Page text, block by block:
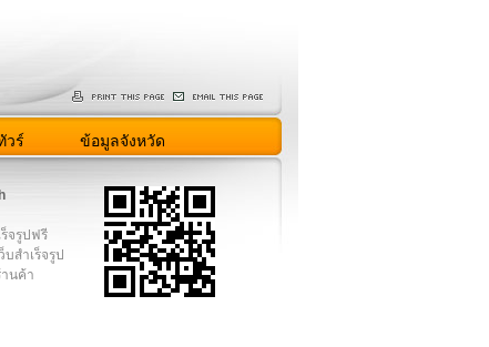
วร์ ข้อมูลจังหวัด
ร็จรูปฟรี
บสำเร็จรูป
นค้า